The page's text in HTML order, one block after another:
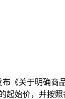
《关于明确
始价，并按